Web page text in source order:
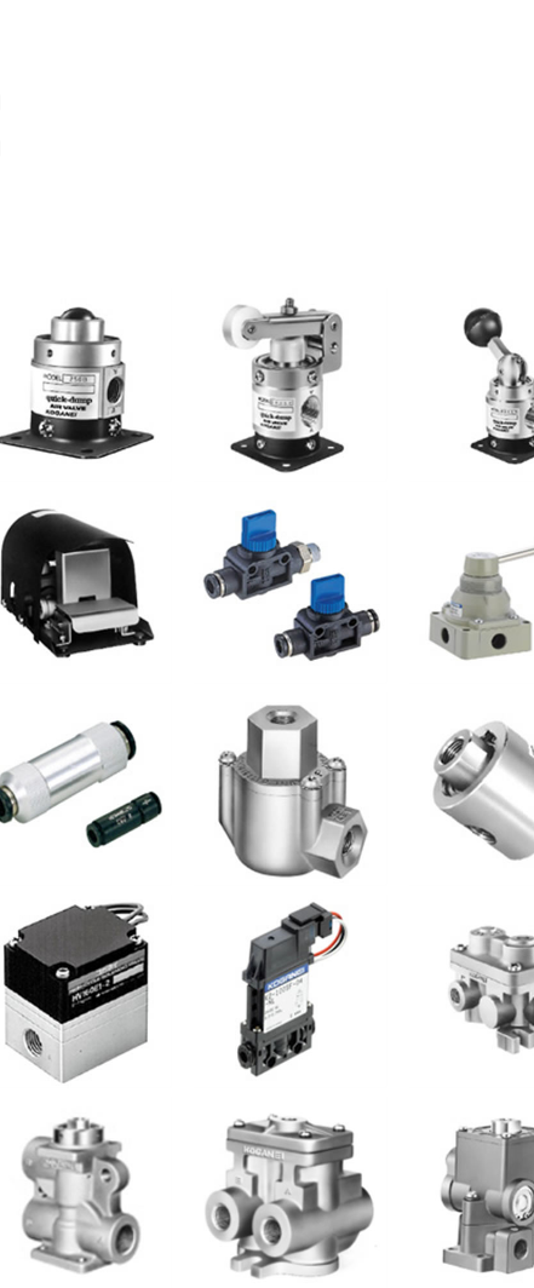
小金井 125B 小金井 250C
小金井 FVA
小金井 快速接头 小金井 快速排气
小金井 K2高速